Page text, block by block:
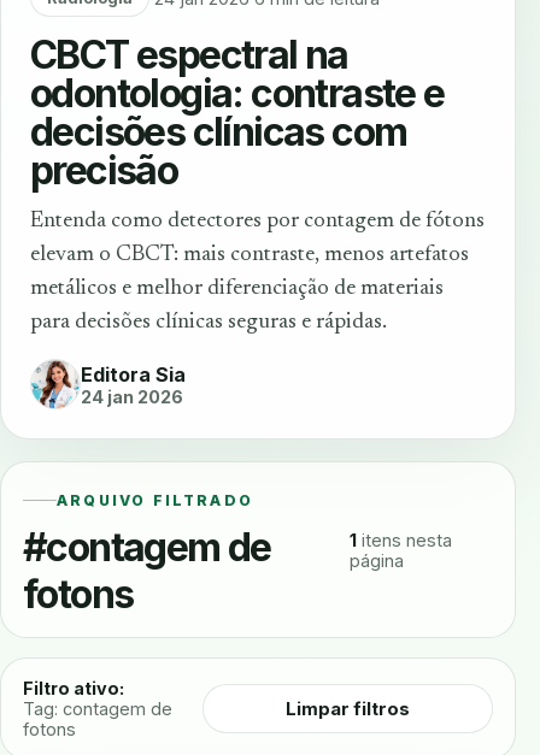
CBCT espectral na
odontologia: contraste e
decisões clínicas com
precisão
Entenda como detectores por contagem de fótons
elevam o CBCT: mais contraste, menos artefatos
metálicos e melhor diferenciação de materiais
para decisões clínicas seguras e rápidas.
Editora Sia
24 jan 2026
ARQUIVO FILTRADO
#contagem de
fotons
1itens nesta
página
Filtro ativo:
Tag: contagem de
fotons
Limpar filtros